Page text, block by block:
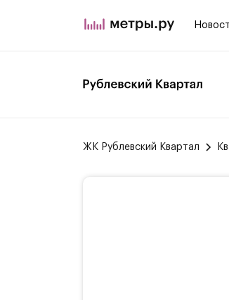
ЖК Рублевский Квартал